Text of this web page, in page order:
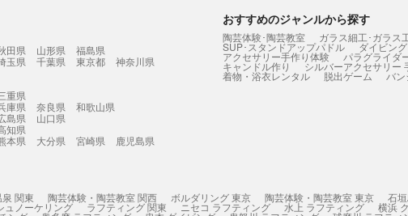
田県 山形県
福島県
玉県 千葉県 東京都
神奈川県
重県
庫県 奈良県
和歌山県
島県
山口県
知県
本県 大分県 宮崎県
鹿児島県
おすすめのジャンルから探す
陶芸体験･陶芸教室 ガラス細工･ガラス
SUP･スタンドアップパドル ダイビン
アクセサリー手作り体験 パラグライダ
キャンドル作り シルバーアクセサリー
着物・浴衣レンタル 脱出ゲーム バン
関東 陶芸体験・陶芸教室 関西 ボルダリング 東京 陶芸体験・陶芸教室 東京 石
ュノーケリング ラフティング 関東 ニセコ ラフティング 水上 ラフティング 横浜